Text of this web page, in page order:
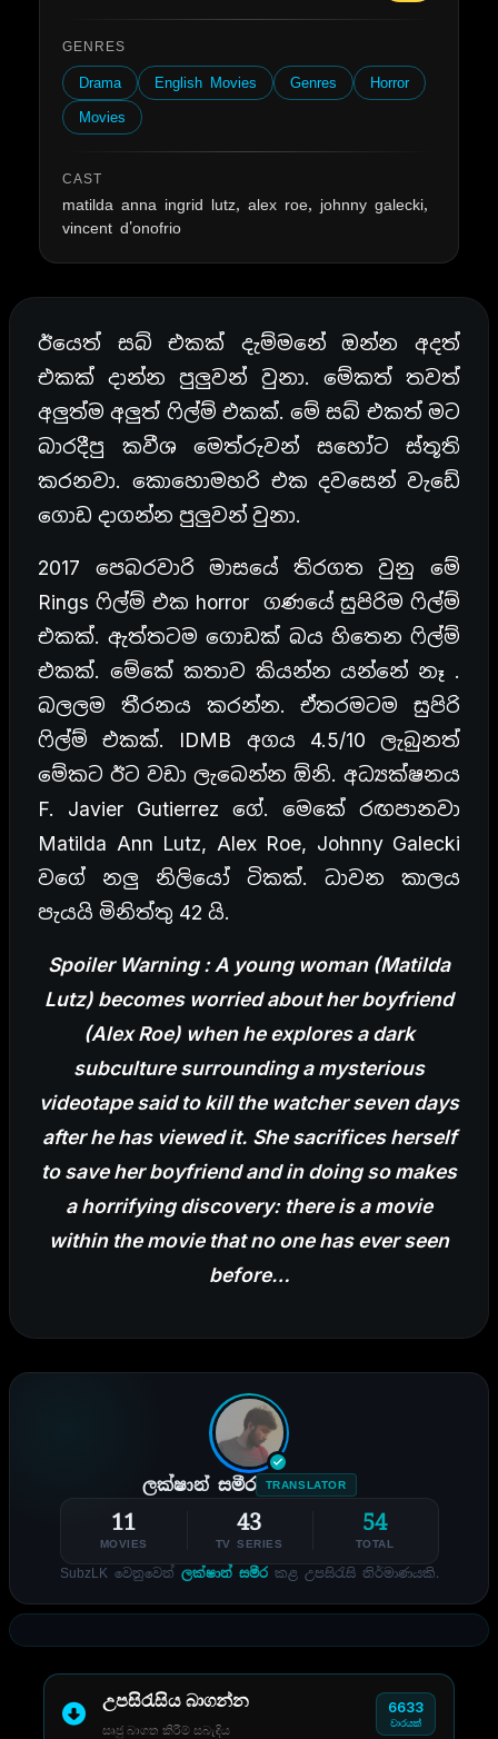
GENRES
Drama English Movies Genres
Horror
Movies
CAST
matilda anna ingrid lutz, alex roe, johnny galecki,
vincent d'onofrio
ඊයෙත් සබ් එකක් දැම්මනේ ඔන්න අදත්
එකක් දාන්න පුලුවන් වුනා. මේකත් තවත්
අලුත්ම අලුත් ෆිල්ම් එකක්. මේ සබ් එකත් මට
බාරදීපු කවීශ මෙත්රුවන් සහෝට ස්තූති
කරනවා. කොහොමහරි එක දවසෙන් වැඩේ
ගොඩ දාගන්න පුලුවන් වුනා.
2017 පෙබරවාරි මාසයේ තිරගත වුනු මේ
Rings ෆිල්ම් එක horror ගණයේ සුපිරිම ෆිල්ම්
එකක්. ඇත්තටම ගොඩක් බය හිතෙන ෆිල්ම්
එකක්. මේකේ කතාව කියන්න යන්නේ නෑ .
බලලම තීරනය කරන්න. ඒතරමටම සුපිරි
ෆිල්ම් එකක්. IDMB අගය 4.5/10 ලැබුනත්
මේකට ඊට වඩා ලැබෙන්න ඕනි. අධ්‍යක්ෂනය
F. Javier Gutierrez ගේ. මෙකේ රඟපානවා
Matilda Ann Lutz, Alex Roe, Johnny Galecki
වගේ නලු නිලියෝ ටිකක්. ධාවන කාලය
පැයයි මිනිත්තු 42 යි.
Spoiler Warning : A young woman (Matilda
Lutz) becomes worried about her boyfriend
(Alex Roe) when he explores a dark
subculture surrounding a mysterious
videotape said to kill the watcher seven days
after he has viewed it. She sacrifices herself
to save her boyfriend and in doing so makes
a horrifying discovery: there is a movie
within the movie that no one has ever seen
before…
ලක්ෂාන් සමීර TRANSLATOR
11
MOVIES
43
TV SERIES
54
TOTAL
SubzLK වෙනුවෙන් ලක්ෂාන් සමීරකළ උපසිරැසි නිර්මාණයකි.
උපසිරැසිය බාගන්න
සෘජු බාගත කිරීම් සබැඳිය
6633
වාරයක්